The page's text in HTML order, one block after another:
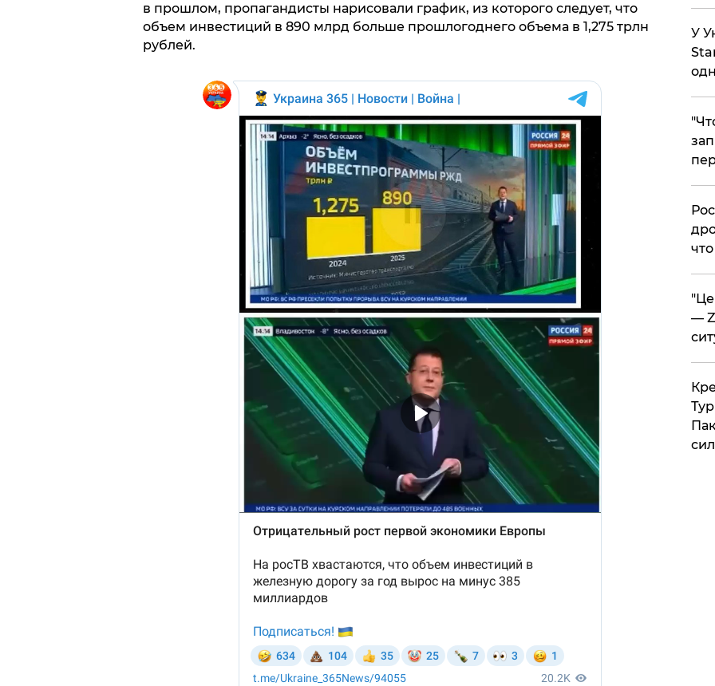
в прошлом, пропагандисты нарисовали график, из которого следует, что
объем инвестиций в 890 млрд больше прошлогоднего объема в 1,275 трлн
рублей.
У
—